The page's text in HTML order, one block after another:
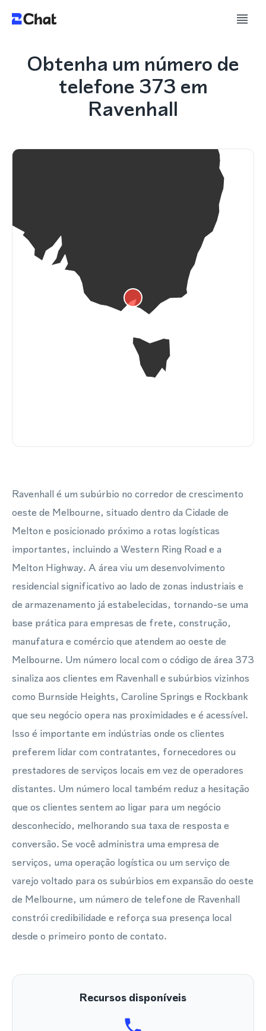
Obtenha um número de
telefone 373 em
Ravenhall
Ravenhall é um subúrbio no corredor de crescimento
oeste de Melbourne, situado dentro da Cidade de
Melton e posicionado próximo a rotas logísticas
importantes, incluindo a Western Ring Road e a
Melton Highway. A área viu um desenvolvimento
residencial significativo ao lado de zonas industriais e
de armazenamento já estabelecidas, tornando-se uma
base prática para empresas de frete, construção,
manufatura e comércio que atendem ao oeste de
Melbourne. Um número local com o código de área 373
sinaliza aos clientes em Ravenhall e subúrbios vizinhos
como Burnside Heights, Caroline Springs e Rockbank
que seu negócio opera nas proximidades e é acessível.
Isso é importante em indústrias onde os clientes
preferem lidar com contratantes, fornecedores ou
prestadores de serviços locais em vez de operadores
distantes. Um número local também reduz a hesitação
que os clientes sentem ao ligar para um negócio
desconhecido, melhorando sua taxa de resposta e
conversão. Se você administra uma empresa de
serviços, uma operação logística ou um serviço de
varejo voltado para os subúrbios em expansão do oeste
de Melbourne, um número de telefone de Ravenhall
constrói credibilidade e reforça sua presença local
desde o primeiro ponto de contato.
Recursos disponíveis